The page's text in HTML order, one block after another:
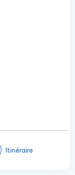
Itinéraire